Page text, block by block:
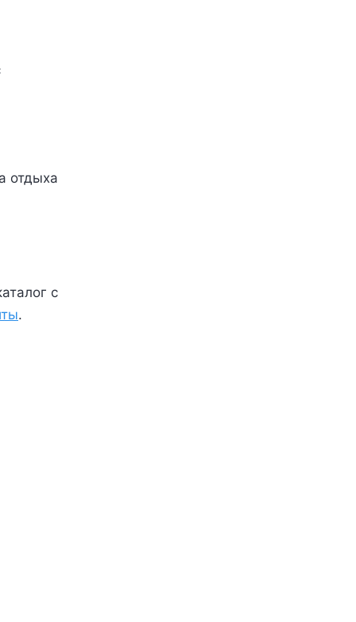
отдыха
с
.